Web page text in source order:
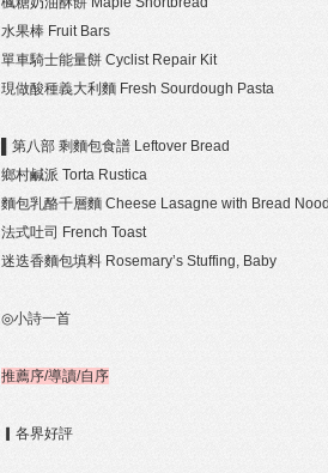
水果棒 Fruit Bars
單車騎士能量餅 Cyclist Repair Kit
現做酸種義大利麵 Fresh Sourdough Pasta
▌第八部 剩麵包食譜 Leftover Bread
鄉村鹹派 Torta Rustica
麵包乳酪千層麵 Cheese Lasagne with Bread
法式吐司 French Toast
迷迭香麵包填料 Rosemary’s Stuffing, Baby
◎小詩一首
推薦序/導讀/自序
▎各界好評